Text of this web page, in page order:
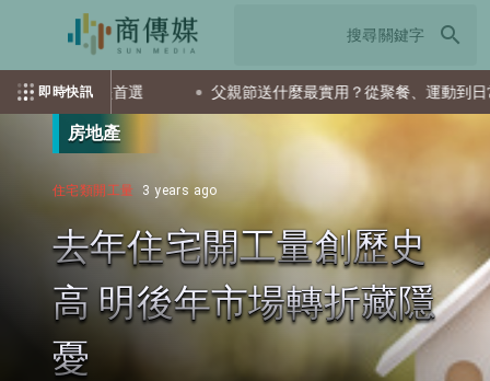
search
即時快訊
會是首選 父親節送什麼最實用？從聚餐、運動到日常營養 4
房地產
住宅類開工量 3 years ago
去年住宅開工量創歷史
高 明後年市場轉折藏隱
憂